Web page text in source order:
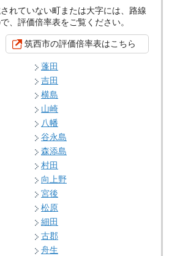
れていない町または大字には、路線
、評価倍率表をご覧ください。
筑西市の評価倍率表はこちら
蓬田
吉田
横島
山崎
八幡
谷永島
森添島
村田
向上野
宮後
松原
細田
古郡
舟生